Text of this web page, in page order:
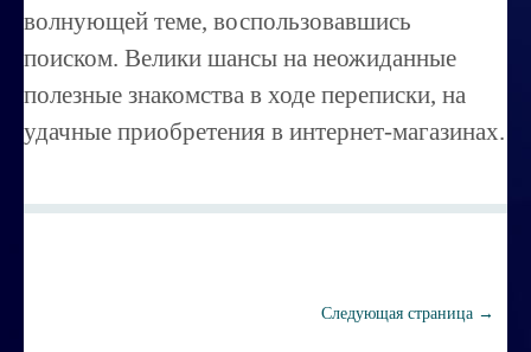
Психоэнергетическая гимнастика
Этика семейных взаимоотношений
Экспресс-курс по Су-джок терапии
волнующей теме, воспользовавшись
поиском. Велики шансы на неожиданные
полезные знакомства в ходе переписки, на
удачные приобретения в интернет-магазинах.
Следующая страница →